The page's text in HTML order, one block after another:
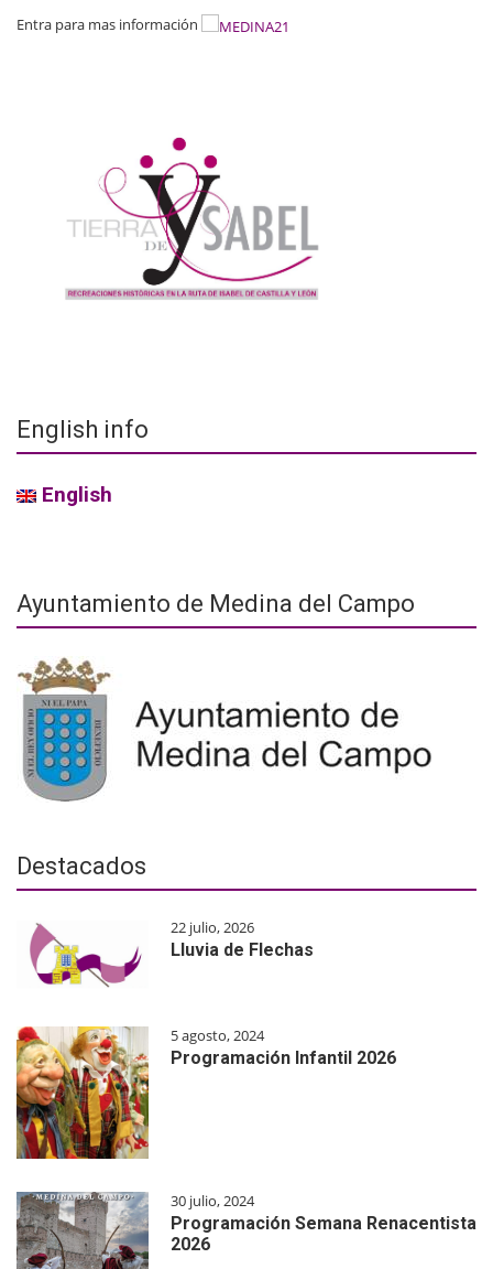
Entra para mas información
English info
English
Ayuntamiento de Medina del Campo
Destacados
22 julio, 2026
Lluvia de Flechas
5 agosto, 2024
Programación Infantil 2026
30 julio, 2024
Programación Semana Renacentista
2026